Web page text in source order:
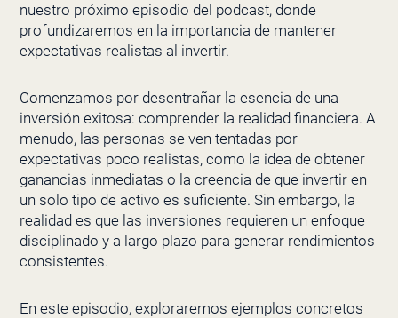
nuestro próximo episodio del podcast, donde
profundizaremos en la importancia de mantener
expectativas realistas al invertir.
Comenzamos por desentrañar la esencia de una
inversión exitosa: comprender la realidad financiera. A
menudo, las personas se ven tentadas por
expectativas poco realistas, como la idea de obtener
ganancias inmediatas o la creencia de que invertir en
un solo tipo de activo es suficiente. Sin embargo, la
realidad es que las inversiones requieren un enfoque
disciplinado y a largo plazo para generar rendimientos
consistentes.
En este episodio, exploraremos ejemplos concretos